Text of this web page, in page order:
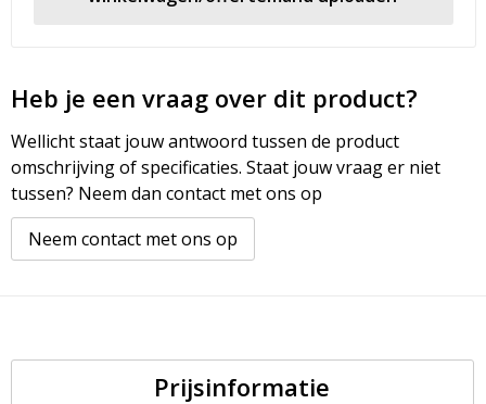
Heb je een vraag over dit product?
Wellicht staat jouw antwoord tussen de product
omschrijving of specificaties. Staat jouw vraag er niet
tussen? Neem dan contact met ons op
Neem contact met ons op
Prijsinformatie